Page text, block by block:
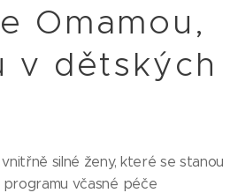
Omamou,
v dětských
silné ženy, které se stanou
včasné péče